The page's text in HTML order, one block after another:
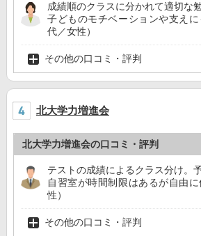
成績順のクラスに分かれて適切な
子どものモチベーションや支え
代／女性）
その他の口コミ・評判
北大学力増進会
北大学力増進会の口コミ・評判
テストの成績によるクラス分け。
自習室が時間制限はあるが自由
性）
その他の口コミ・評判